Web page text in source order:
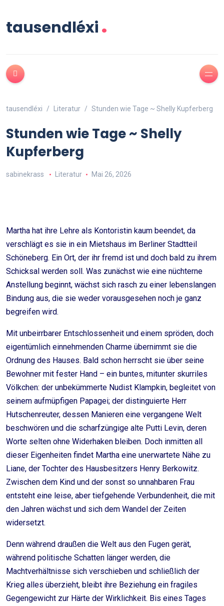
tausendléxi.
tausendléxi Literatur Stunden wie Tage ~ Shelly Kupferberg
Stunden wie Tage ~ Shelly
Kupferberg
sabinekrass Literatur Mai 26, 2026
Martha hat ihre Lehre als Kontoristin kaum beendet, da
verschlägt es sie in ein Mietshaus im Berliner Stadtteil
Schöneberg. Ein Ort, der ihr fremd ist und doch bald zu ihrem
Schicksal werden soll. Was zunächst wie eine nüchterne
Anstellung beginnt, wächst sich rasch zu einer lebenslangen
Bindung aus, die sie weder vorausgesehen noch je ganz
begreifen wird.
Mit unbeirrbarer Entschlossenheit und einem spröden, doch
eigentümlich einnehmenden Charme übernimmt sie die
Ordnung des Hauses. Bald schon herrscht sie über seine
Bewohner mit fester Hand – ein buntes, mitunter skurriles
Völkchen: der unbekümmerte Nudist Klampkin, begleitet von
seinem aufmüpfigen Papagei; der distinguierte Herr
Hutschenreuter, dessen Manieren eine vergangene Welt
beschwören und die scharfzüngige alte Putti Levin, deren
Worte selten ohne Widerhaken bleiben. Doch inmitten all
dieser Eigenheiten findet Martha eine unerwartete Nähe zu
Liane, der Tochter des Hausbesitzers Henry Berkowitz.
Zwischen dem Kind und der sonst so unnahbaren Frau
entsteht eine leise, aber tiefgehende Verbundenheit, die mit
den Jahren wächst und sich dem Wandel der Zeiten
widersetzt.
Denn während draußen die Welt aus den Fugen gerät,
während politische Schatten länger werden, die
Machtverhältnisse sich verschieben und schließlich der
Krieg alles überzieht, bleibt ihre Beziehung ein fragiles
Gegengewicht zur Härte der Wirklichkeit. Bis eines Tages